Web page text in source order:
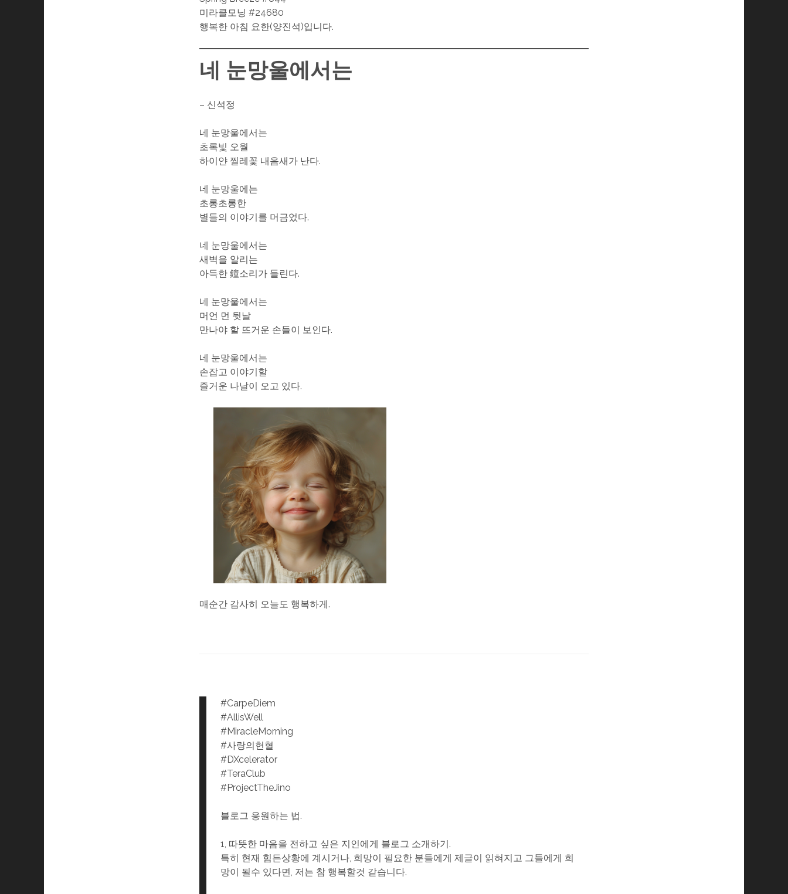
미라클모닝 #24680
행복한 아침 요한(양진석)입니다.
네 눈망울에서는
– 신석정
네 눈망울에서는
초록빛 오월
하이얀 찔레꽃 내음새가 난다.
네 눈망울에는
초롱초롱한
별들의 이야기를 머금었다.
네 눈망울에서는
새벽을 알리는
아득한 鐘소리가 들린다.
네 눈망울에서는
머언 먼 뒷날
만나야 할 뜨거운 손들이 보인다.
네 눈망울에서는
손잡고 이야기할
즐거운 나날이 오고 있다.
매순간 감사히 오늘도 행복하게.
#CarpeDiem
#AllisWell
#MiracleMorning
#사랑의헌혈
#DXcelerator
#TeraClub
#ProjectTheJino
블로그 응원하는 법.
1, 따뜻한 마음을 전하고 싶은 지인에게 블로그 소개하기.
특히 현재 힘든상황에 계시거나, 희망이 필요한 분들에게 제글이 읽혀지고 그들에게 희
망이 될수 있다면, 저는 참 행복할것 같습니다.